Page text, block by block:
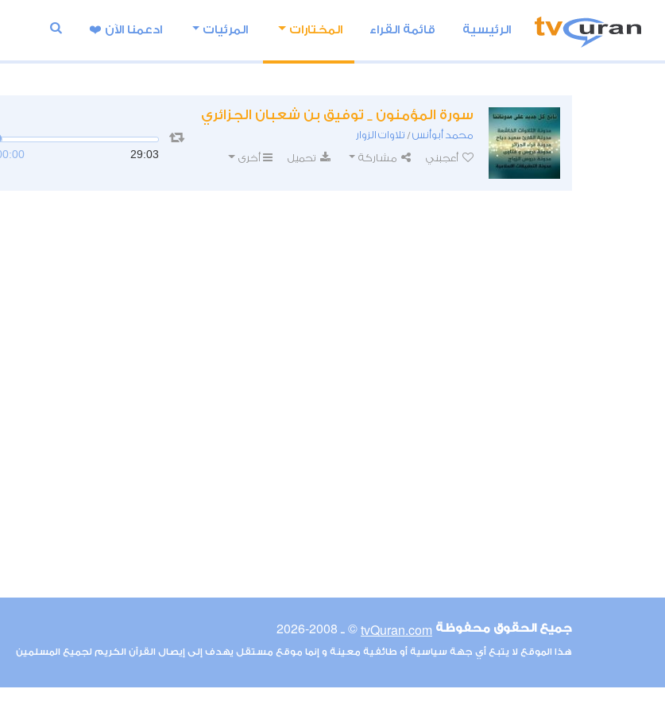
الرئيسية قائمة القراء المختارات المرئيات ادعمنا اﻵن ❤️
سورة المؤمنون _ توفيق بن شعبان الجزائري
محمد أبوأنس/ تلاوات الزوار
أعجبني
مشاركة تحميل أخرى 29:03
جميع الحقوق محفوظة tvQuran.com© ـ 2008-2026
هذا الموقع لا يتبع أي جهة سياسية أو طائفية معينة و إنما موقع مستقل يهدف إلى إيصال القرآن الكريم لجميع المسلمين